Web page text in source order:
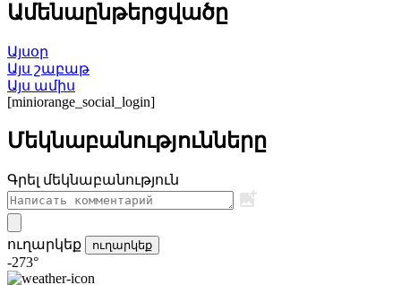
Ամենաընթերցվածը
Այսօր
Այս շաբաթ
Այս ամիս
[miniorange_social_login]
Մեկնաբանությունները
Գրել մեկնաբանություն
ուղարկեք ուղարկեք
-273°